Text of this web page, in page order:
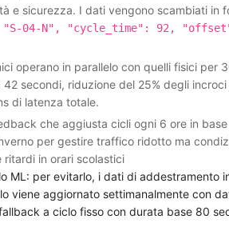
e sicurezza. I dati vengono scambiati in
"S-04-N", "cycle_time": 92,
operano in parallelo con quelli fisici per
secondi, riduzione del 25% degli
di latenza totale.
che aggiusta cicli ogni 6 ore in
per gestire traffico ridotto ma
in orari scolastici
ML: per evitarlo, i dati di addestramento
viene aggiornato settimanalmente con
a ciclo fisso con durata base 80